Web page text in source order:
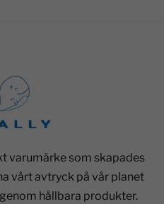
varumärke som skapades
vårt avtryck på vår planet
hållbara produkter.